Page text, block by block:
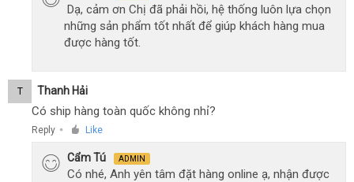
Dạ, cảm ơn Chị đã phải hồi, hệ thống luôn lựa chọn
những sản phẩm tốt nhất để giúp khách hàng mua
được hàng tốt.
T Thanh Hải
Có ship hàng toàn quốc không nhỉ?
Reply ● Like
Cẩm Tú ADMIN
Có nhé, Anh yên tâm đặt hàng online ạ, nhận được